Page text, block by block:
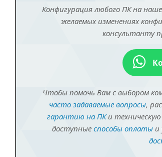
Конфигурация любого ПК на
желаемых изменениях
консультанту
Чтобы помочь Вам с выбором
часто задаваемые вопросы,
гарантию на ПКи техническую
доступные способы оплатыи